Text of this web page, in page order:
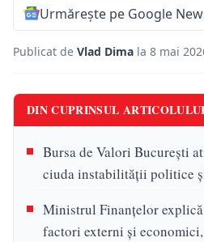
Urmărește pe Google
Publicat de Vlad Dima la 8 mai
DIN CUPRINSUL ARTICOLULUI
Bursa de Valori București
ciuda instabilității politice
Ministrul Finanțelor
factori externi și economici,